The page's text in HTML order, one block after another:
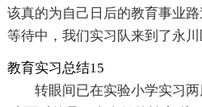
该真的为自己日后的教育事业
等待中，我们实习队来到了永川
教育实习总结15
转眼间已在实验小学实习